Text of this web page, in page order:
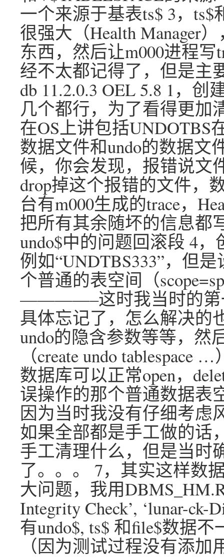
一个来源于基表ts$ 3，
很强大（Health Manager
东西，然后让m000进程
经不太都记得了，但是主
db 11.2.0.3 OEL 5.8 1，
几个都行，为了看得更加
在OS上讲包括
数据文件和undo的数据文
候，你会发现，报错说文
drop掉这个报错的文件，
台有m000生成的trace，
把所有其余随坏的信息都
undo$中的问题回滚段 4
例如“UNDTBS333”，但
个普通的表空间（
————–这时我当时的第
具体忘记了，怎么解决的
undo的隐含参数等等，然
（create undo
数据库可以正常open，
误操作的那个普通数据表
因为当时我没有仔细考虑
如果全部都是手工做的话
手工清理什么，但是当时
了。。。 7，其实这样数
大问题，我用
Integrity Check’, ‘lunar-
有undo$, ts$ 和file$数据
（因为测试过程没有添